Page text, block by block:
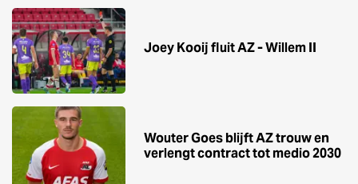
Joey Kooij fluit AZ - Willem II
Wouter Goes blijft AZ trouw en
verlengt contract tot medio 2030